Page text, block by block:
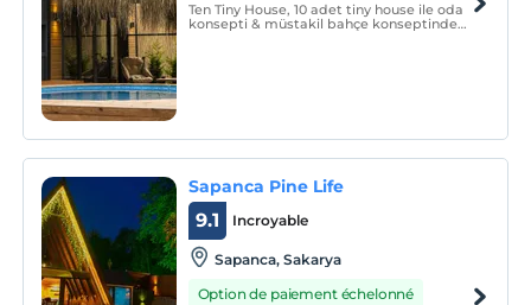
Ten Tiny House, 10 adet tiny house ile oda
konsepti & müstakil bahçe konseptinde
Sapanca Pine Life
Incroyable
9.1
Sapanca, Sakarya
Option de paiement échelonné